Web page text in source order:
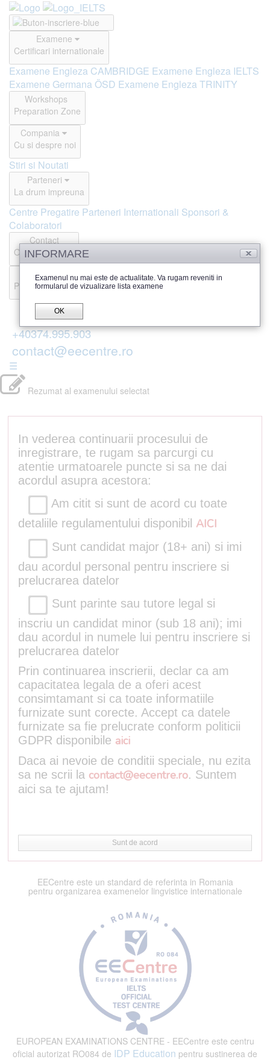
Examene
Certificari internationale
Examene Engleza CAMBRIDGE Examene Engleza IELTS
Examene Germana ÖSD Examene Engleza TRINITY
Workshops
Preparation Zone
Compania
Cu si despre noi
Stiri si Noutati
Parteneri
La drum impreuna
Centre Pregatire Parteneri Internationali Sponsori &
Colaboratori
Contact
Offline si Online
Recenzii
Parerea publicului
+40374.995.903
contact@eecentre.ro
☰
Rezumat al examenului selectat
In vederea continuarii procesului de
inregistrare, te rugam sa parcurgi cu
atentie urmatoarele puncte si sa ne dai
acordul asupra acestora:
Am citit si sunt de acord cu toate
detaliile regulamentului disponibil AICI
Sunt candidat major (18+ ani) si imi
dau acordul personal pentru inscriere si
prelucrarea datelor
Sunt parinte sau tutore legal si
inscriu un candidat minor (sub 18 ani); imi
dau acordul in numele lui pentru inscriere si
prelucrarea datelor
Prin continuarea inscrierii, declar ca am
capacitatea legala de a oferi acest
consimtamant si ca toate informatiile
furnizate sunt corecte. Accept ca datele
furnizate sa fie prelucrate conform politicii
GDPR disponibile aici
Daca ai nevoie de conditii speciale, nu ezita
sa ne scrii la contact@eecentre.ro. Suntem
aici sa te ajutam!
Sunt de acord
EECentre este un standard de referinta in Romania
pentru organizarea examenelor lingvistice internationale
EUROPEAN EXAMINATIONS CENTRE - EECentre este centru
oficial autorizat RO084 de IDP Education pentru sustinerea de
INFORMARE
Examenul nu mai este de actualitate. Va rugam reveniti in
formularul de vizualizare lista examene
OK